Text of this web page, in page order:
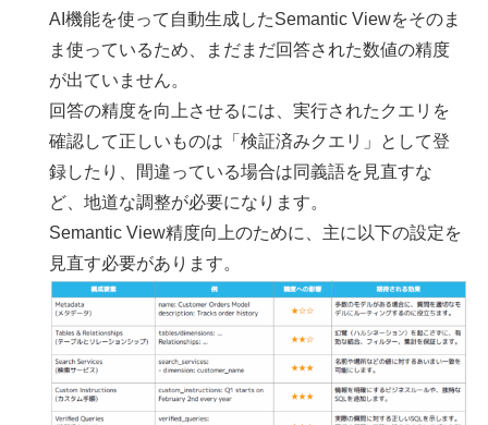
AI機能を使って自動生成したSemantic Viewをそのま
ま使っているため、まだまだ回答された数値の精度
が出ていません。
回答の精度を向上させるには、実行されたクエリを
確認して正しいものは「検証済みクエリ」として登
録したり、間違っている場合は同義語を見直すな
ど、地道な調整が必要になります。
Semantic View精度向上のために、主に以下の設定を
見直す必要があります。